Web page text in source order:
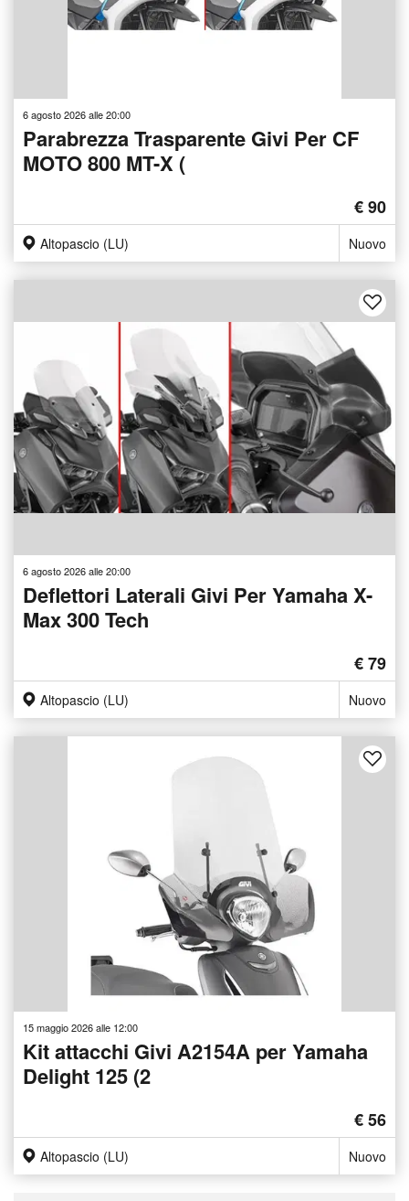
6 agosto 2026 alle 20:00
Parabrezza Trasparente Givi Per CF
MOTO 800 MT-X (
€ 90
Altopascio (LU) Nuovo
6 agosto 2026 alle 20:00
Deflettori Laterali Givi Per Yamaha X-
Max 300 Tech
€ 79
Altopascio (LU) Nuovo
15 maggio 2026 alle 12:00
Kit attacchi Givi A2154A per Yamaha
Delight 125 (2
€ 56
Altopascio (LU) Nuovo